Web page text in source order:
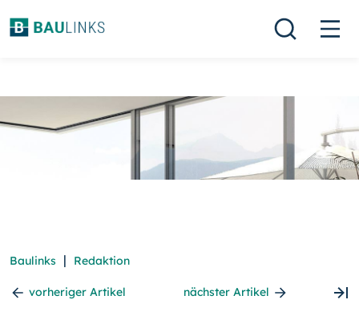
Baulinks | Redaktion
vorheriger Artikel nächster Artikel